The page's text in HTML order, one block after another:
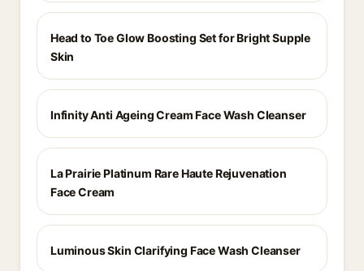
Head to Toe Glow Boosting Set for Bright Supple
Skin
Infinity Anti Ageing Cream Face Wash Cleanser
La Prairie Platinum Rare Haute Rejuvenation
Face Cream
Luminous Skin Clarifying Face Wash Cleanser